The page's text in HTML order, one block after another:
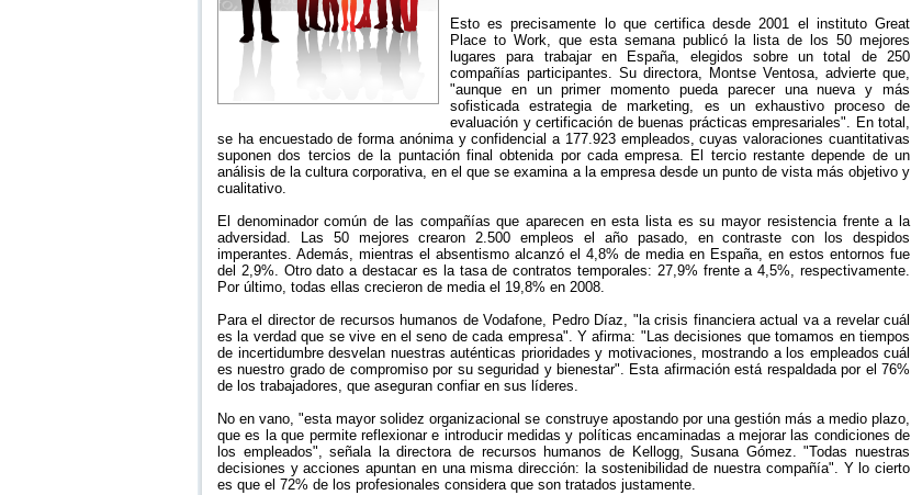
Esto es precisamente lo que certifica desde 2001 el instituto Great
Place to Work, que esta semana publicó la lista de los 50 mejores
lugares para trabajar en España, elegidos sobre un total de 250
compañías participantes. Su directora, Montse Ventosa, advierte que,
"aunque en un primer momento pueda parecer una nueva y más
sofisticada estrategia de marketing, es un exhaustivo proceso de
evaluación y certificación de buenas prácticas empresariales". En total,
se ha encuestado de forma anónima y confidencial a 177.923 empleados, cuyas valoraciones cuantitativas
suponen dos tercios de la puntación final obtenida por cada empresa. El tercio restante depende de un
análisis de la cultura corporativa, en el que se examina a la empresa desde un punto de vista más objetivo y
cualitativo.
El denominador común de las compañías que aparecen en esta lista es su mayor resistencia frente a la
adversidad. Las 50 mejores crearon 2.500 empleos el año pasado, en contraste con los despidos
imperantes. Además, mientras el absentismo alcanzó el 4,8% de media en España, en estos entornos fue
del 2,9%. Otro dato a destacar es la tasa de contratos temporales: 27,9% frente a 4,5%, respectivamente.
Por último, todas ellas crecieron de media el 19,8% en 2008.
Para el director de recursos humanos de Vodafone, Pedro Díaz, "la crisis financiera actual va a revelar cuál
es la verdad que se vive en el seno de cada empresa". Y afirma: "Las decisiones que tomamos en tiempos
de incertidumbre desvelan nuestras auténticas prioridades y motivaciones, mostrando a los empleados cuál
es nuestro grado de compromiso por su seguridad y bienestar". Esta afirmación está respaldada por el 76%
de los trabajadores, que aseguran confiar en sus líderes.
No en vano, "esta mayor solidez organizacional se construye apostando por una gestión más a medio plazo,
que es la que permite reflexionar e introducir medidas y políticas encaminadas a mejorar las condiciones de
los empleados", señala la directora de recursos humanos de Kellogg, Susana Gómez. "Todas nuestras
decisiones y acciones apuntan en una misma dirección: la sostenibilidad de nuestra compañía". Y lo cierto
es que el 72% de los profesionales considera que son tratados justamente.